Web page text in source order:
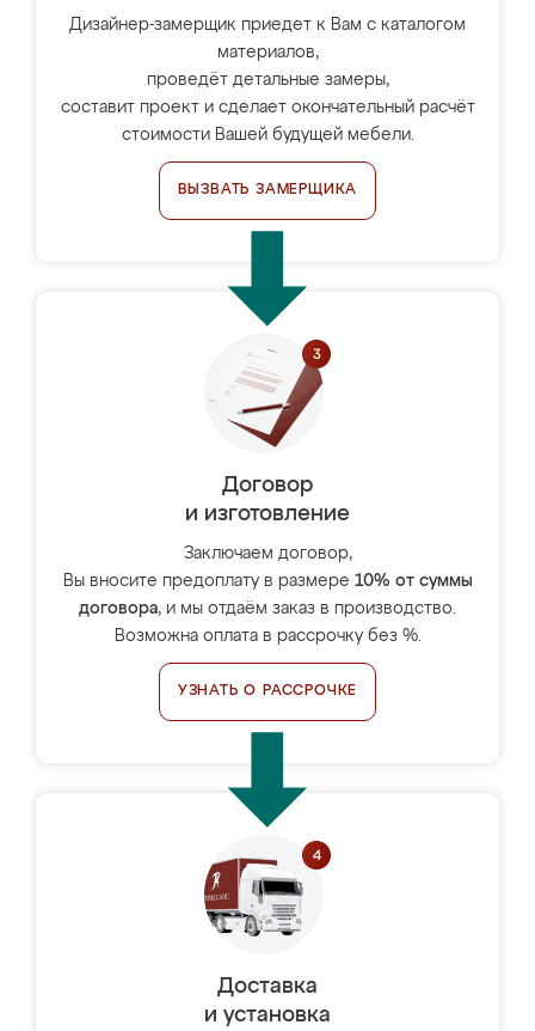
Дизайнер-замерщик приедет к Вам с каталогом
материалов,
проведёт детальные замеры,
составит проект и сделает окончательный расчёт
стоимости Вашей будущей мебели.
ВЫЗВАТЬ ЗАМЕРЩИКА
Договор
и изготовление
Заключаем договор,
Вы вносите предоплату в размере 10% от суммы
договора, и мы отдаём заказ в производство.
Возможна оплата в рассрочку без %.
УЗНАТЬ О РАССРОЧКЕ
Доставка
и установка